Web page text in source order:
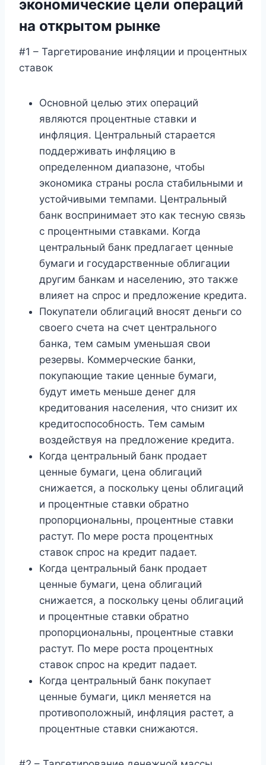
экономические цели операций
на открытом рынке
#1 – Таргетирование инфляции и процентных
ставок
Основной целью этих операций
являются процентные ставки и
инфляция. Центральный старается
поддерживать инфляцию в
определенном диапазоне, чтобы
экономика страны росла стабильными и
устойчивыми темпами. Центральный
банк воспринимает это как тесную связь
с процентными ставками. Когда
центральный банк предлагает ценные
бумаги и государственные облигации
другим банкам и населению, это также
влияет на спрос и предложение кредита.
Покупатели облигаций вносят деньги со
своего счета на счет центрального
банка, тем самым уменьшая свои
резервы. Коммерческие банки,
покупающие такие ценные бумаги,
будут иметь меньше денег для
кредитования населения, что снизит их
кредитоспособность. Тем самым
воздействуя на предложение кредита.
Когда центральный банк продает
ценные бумаги, цена облигаций
снижается, а поскольку цены облигаций
и процентные ставки обратно
пропорциональны, процентные ставки
растут. По мере роста процентных
ставок спрос на кредит падает.
Когда центральный банк продает
ценные бумаги, цена облигаций
снижается, а поскольку цены облигаций
и процентные ставки обратно
пропорциональны, процентные ставки
растут. По мере роста процентных
ставок спрос на кредит падает.
Когда центральный банк покупает
ценные бумаги, цикл меняется на
противоположный, инфляция растет, а
процентные ставки снижаются.